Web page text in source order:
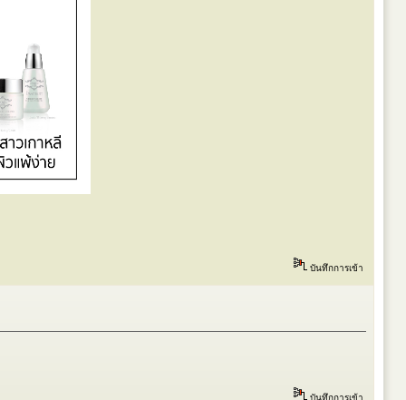
บันทึกการเข้า
บันทึกการเข้า